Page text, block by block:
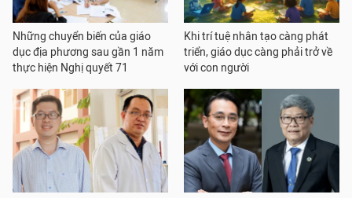
Những chuyển biến của giáo
dục địa phương sau gần 1 năm
thực hiện Nghị quyết 71
Khi trí tuệ nhân tạo càng phát
triển, giáo dục càng phải trở về
với con người